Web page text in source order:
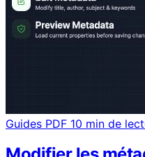
Guides PDF 10 min de